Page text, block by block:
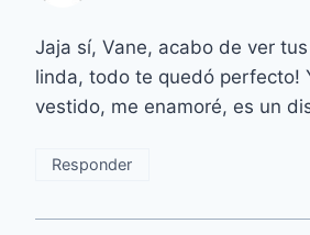
Jaja sí, Vane, acabo de ver
linda, todo te quedó perfecto!
vestido, me enamoré, es un
Responder